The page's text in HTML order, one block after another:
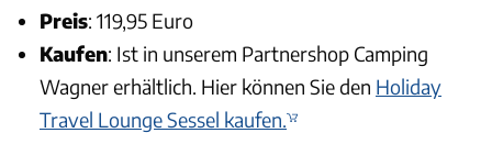
Preis: 119,95 Euro
Kaufen: Ist in unserem Partnershop Camping
Wagner erhältlich. Hier können Sie den Holiday
Travel Lounge Sessel kaufen.